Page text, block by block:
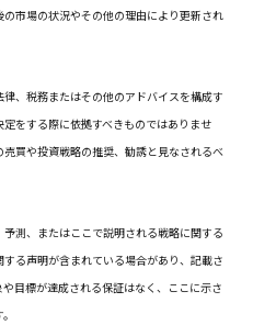
市場の状況やその他の理由により更新され
、税務またはその他のアドバイスを構成す
をする際に依拠すべきものではありませ
買や投資戦略の推奨、勧誘と見なされるべ
測、またはここで説明される戦略に関する
る声明が含まれている場合があり、記載さ
目標が達成される保証はなく、ここに示さ